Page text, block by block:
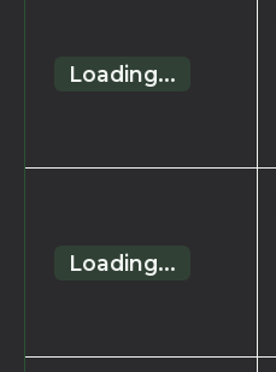
Loading...
Loading...